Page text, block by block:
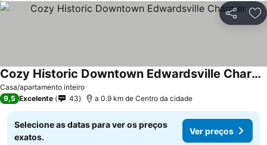
Partilhar
Casa/apartamento inteiro
Cozy Historic Downtown Edwardsville Charmer
Ver preços
9,5 Excelente 43 a 0.9 km de Centro da cidade
Selecione as datas para ver os preços
exatos.
Ver preços